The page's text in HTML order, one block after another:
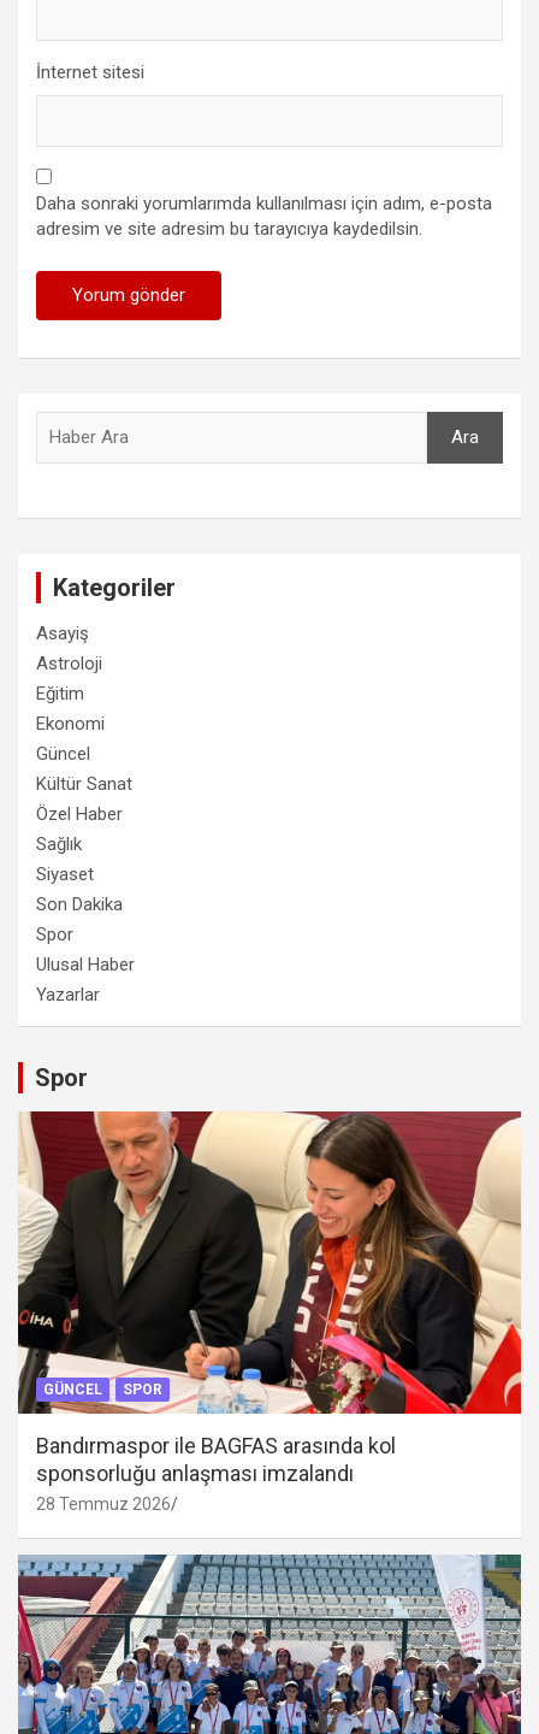
İnternet sitesi
Daha sonraki yorumlarımda kullanılması için adım, e-posta
adresim ve site adresim bu tarayıcıya kaydedilsin.
Ara
Kategoriler
Asayiş
Astroloji
Eğitim
Ekonomi
Güncel
Kültür Sanat
Özel Haber
Sağlık
Siyaset
Son Dakika
Spor
Ulusal Haber
Yazarlar
Spor
GÜNCEL SPOR
Bandırmaspor ile BAGFAS arasında kol
sponsorluğu anlaşması imzalandı
28 Temmuz 2026